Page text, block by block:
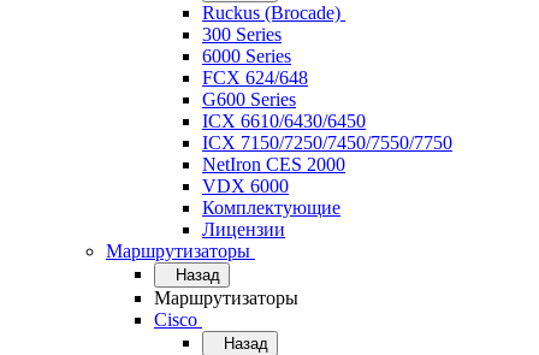
Ruckus (Brocade)
300 Series
6000 Series
FCX 624/648
G600 Series
ICX 6610/6430/6450
ICX 7150/7250/7450/7550/7750
NetIron CES 2000
VDX 6000
Комплектующие
Лицензии
Маршрутизаторы
Назад
Маршрутизаторы
Cisco
Назад